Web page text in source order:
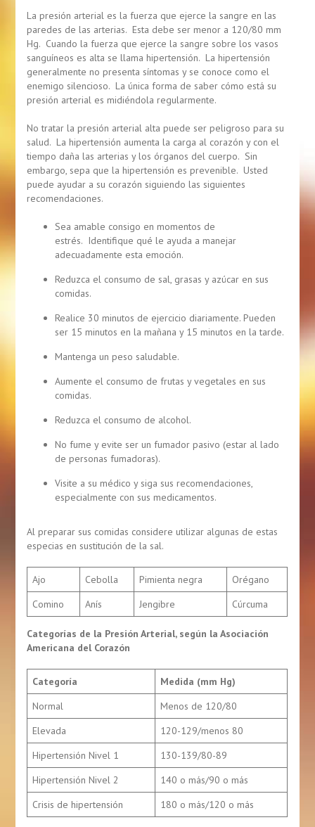
La presión arterial es la fuerza que ejerce la sangre en las
paredes de las arterias. Esta debe ser menor a 120/80 mm
Hg. Cuando la fuerza que ejerce la sangre sobre los vasos
sanguíneos es alta se llama hipertensión. La hipertensión
generalmente no presenta síntomas y se conoce como el
enemigo silencioso. La única forma de saber cómo está su
presión arterial es midiéndola regularmente.
No tratar la presión arterial alta puede ser peligroso para su
salud. La hipertensión aumenta la carga al corazón y con el
tiempo daña las arterias y los órganos del cuerpo. Sin
embargo, sepa que la hipertensión es prevenible. Usted
puede ayudar a su corazón siguiendo las siguientes
recomendaciones.
Sea amable consigo en momentos de
estrés. Identifique qué le ayuda a manejar
adecuadamente esta emoción.
Reduzca el consumo de sal, grasas y azúcar en sus
comidas.
Realice 30 minutos de ejercicio diariamente. Pueden
ser 15 minutos en la mañana y 15 minutos en la tarde.
Mantenga un peso saludable.
Aumente el consumo de frutas y vegetales en sus
comidas.
Reduzca el consumo de alcohol.
No fume y evite ser un fumador pasivo (estar al lado
de personas fumadoras).
Visite a su médico y siga sus recomendaciones,
especialmente con sus medicamentos.
Al preparar sus comidas considere utilizar algunas de estas
especias en sustitución de la sal.
Ajo Cebolla Pimienta negra
Orégano
Comino
Anís Jengibre Cúrcuma
Categorías de la Presión Arterial, según la Asociación
Americana del Corazón
Categoría
Medida (mm Hg)
Normal
Menos de 120/80
Elevada
120-129/menos 80
Hipertensión Nivel 1
130-139/80-89
Hipertensión Nivel 2
140 o más/90 o más
Crisis de hipertensión
180 o más/120 o más